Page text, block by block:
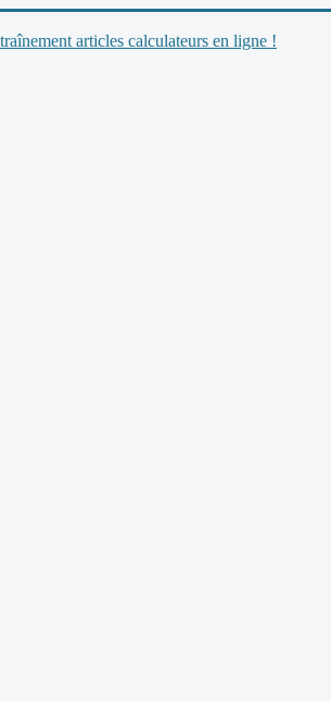
articles calculateurs en ligne !